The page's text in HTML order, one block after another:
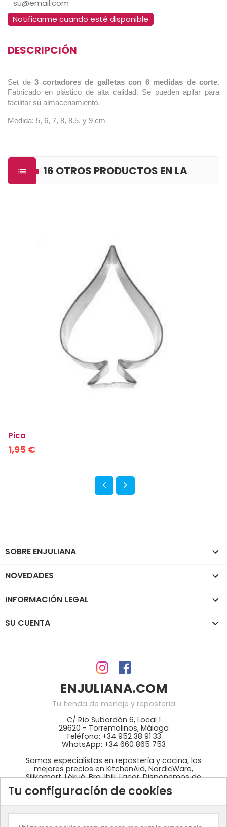
Notificarme cuando esté disponible
DESCRIPCIÓN
Set de 3 cortadores de galletas con 6 medidas de corte.
Fabricado en plástico de alta calidad. Se pueden apilar para
facilitar su almacenamiento.
Medida: 5, 6, 7, 8, 8.5, y 9 cm

16 OTROS PRODUCTOS EN LA
Pica
1,95 €
SOBRE ENJULIANA 
NOVEDADES 
INFORMACIÓN LEGAL 
SU CUENTA 
ENJULIANA.COM
Tu tienda de menaje y repostería
C/ Río Subordán 6, Local 1
29620 - Torremolinos, Málaga
Teléfono: +34 952 38 91 33
WhatsApp: +34 660 865 753
Somos especialistas en repostería y cocina, los
mejores precios en KitchenAid, NordicWare,
Silikomart, Lékué, Bra, Ibili, Lacor. Disponemos de
ingredientes: colorantes Wilton, fondant
azucrén, pastas de Sosa, …
Tu configuración de cookies